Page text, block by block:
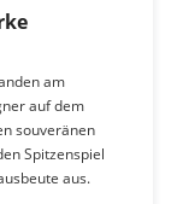
am
auf dem
souveränen
Spitzenspiel
aus.